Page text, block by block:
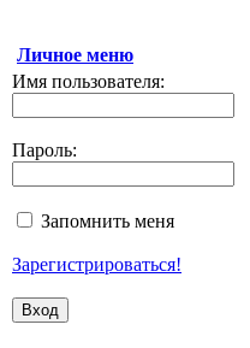
Личное меню
Имя пользователя:
Пароль:
Запомнить меня
Зарегистрироваться!